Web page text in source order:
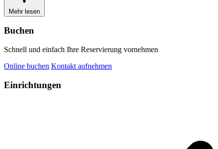
Mehr lesen
Buchen
Schnell und einfach Ihre Reservierung vornehmen
Online buchen Kontakt aufnehmen
Einrichtungen